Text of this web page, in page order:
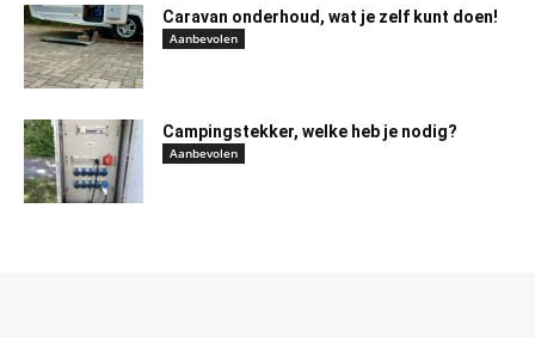
Caravan onderhoud, wat je zelf kunt doen!
Aanbevolen
Campingstekker, welke heb je nodig?
Aanbevolen